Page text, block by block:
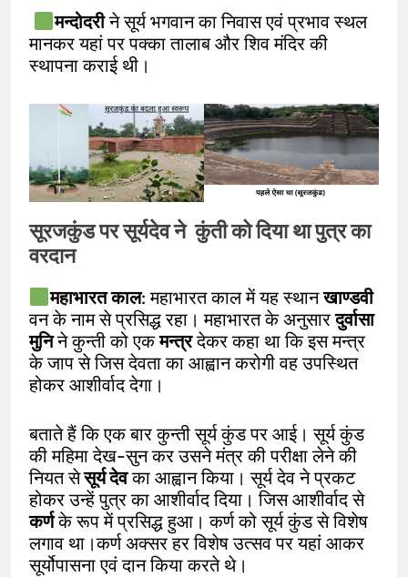
मन्दोदरीने सूर्य भगवान का निवास एवं प्रभाव स्थल
मानकर यहां पर पक्का तालाब और शिव मंदिर की
स्थापना कराई थी।
सूरजकुंड पर सूर्यदेव ने कुंती को दिया था पुत्र का
वरदान
महाभारत काल: महाभारत काल में यह स्थानखाण्डवी
वन के नाम से प्रसिद्ध रहा। महाभारत के अनुसारदुर्वासा
मुनिने कुन्ती को एकमन्त्रदेकर कहा था कि इस मन्त्र
के जाप से जिस देवता का आह्वान करोगी वह उपस्थित
होकर आशीर्वाद देगा।
बताते हैं कि एक बार कुन्ती सूर्य कुंड पर आई। सूर्य कुंड
की महिमा देख-सुन कर उसने मंत्र की परीक्षा लेने की
नियत सेसूर्य देवका आह्वान किया। सूर्य देव ने प्रकट
होकर उन्हें पुत्र का आशीर्वाद दिया। जिस आशीर्वाद से
कर्णके रूप में प्रसिद्ध हुआ। कर्ण को सूर्य कुंड से विशेष
लगाव था।कर्ण अक्सर हर विशेष उत्सव पर यहां आकर
सूर्योपासना एवं दान किया करते थे।